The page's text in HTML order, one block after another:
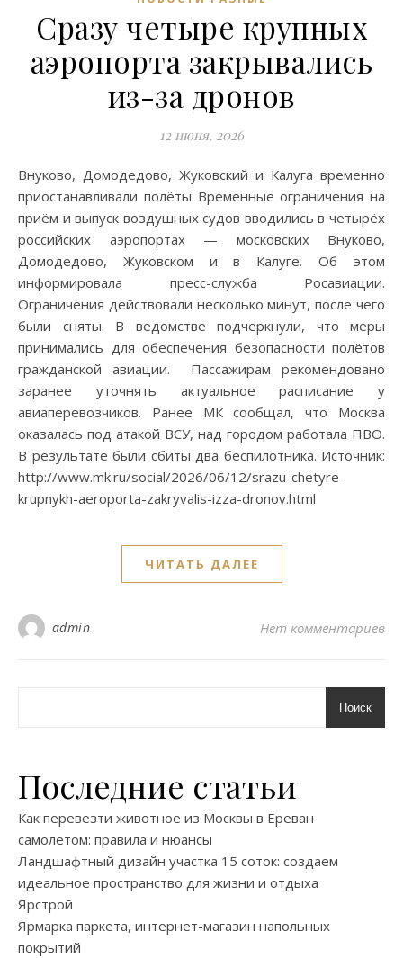
Сразу четыре крупных
аэропорта закрывались
из-за дронов
12 июня, 2026
Внуково, Домодедово, Жуковский и Калуга временно
приостанавливали полёты Временные ограничения на
приём и выпуск воздушных судов вводились в четырёх
российских аэропортах — московских Внуково,
Домодедово, Жуковском и в Калуге. Об этом
информировала пресс-служба Росавиации.
Ограничения действовали несколько минут, после чего
были сняты. В ведомстве подчеркнули, что меры
принимались для обеспечения безопасности полётов
гражданской авиации. Пассажирам рекомендовано
заранее уточнять актуальное расписание у
авиаперевозчиков. Ранее МК сообщал, что Москва
оказалась под атакой ВСУ, над городом работала ПВО.
В результате были сбиты два беспилотника. Источник:
http://www.mk.ru/social/2026/06/12/srazu-chetyre-
krupnykh-aeroporta-zakryvalis-izza-dronov.html
ЧИТАТЬ ДАЛЕЕ
admin Нет комментариев
Поиск
Последние статьи
Как перевезти животное из Москвы в Ереван
самолетом: правила и нюансы
Ландшафтный дизайн участка 15 соток: создаем
идеальное пространство для жизни и отдыха
Ярстрой
Ярмарка паркета, интернет-магазин напольных
покрытий